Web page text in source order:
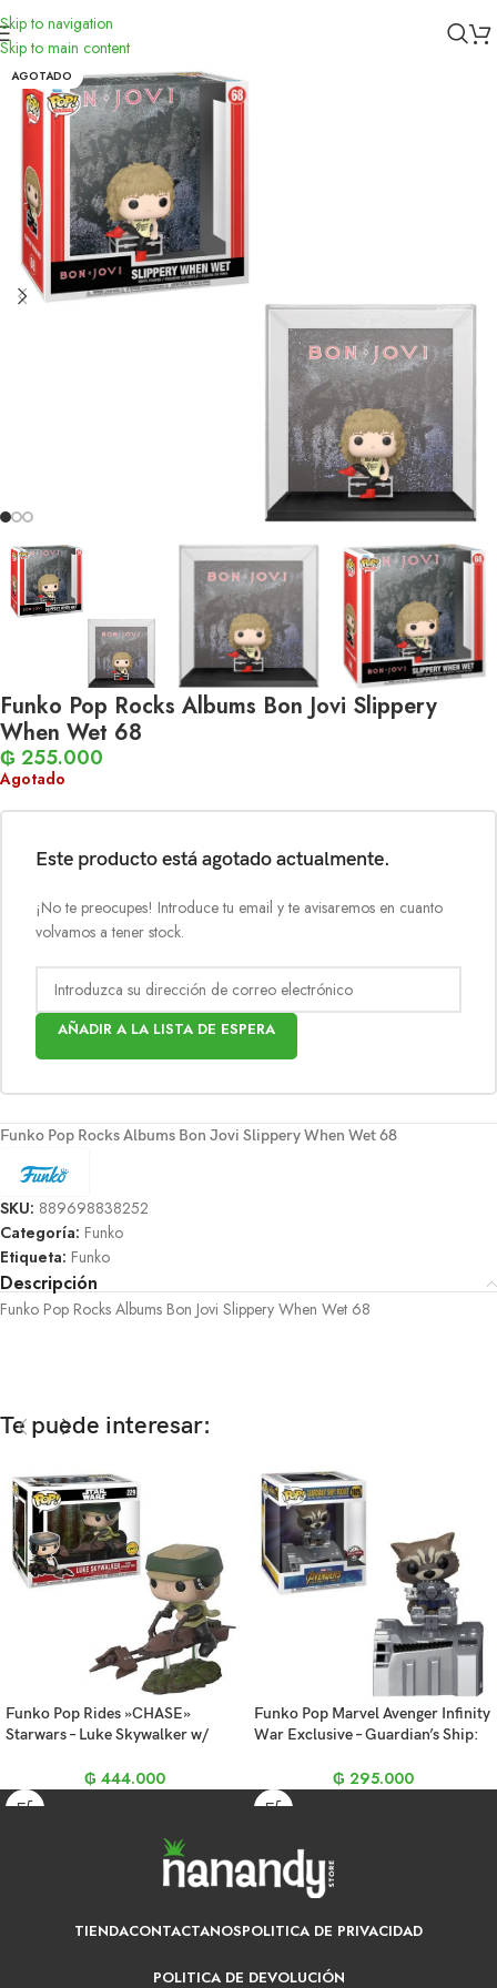
Skip to navigation
Skip to main content
Inicio Funko
AGOTADO
Funko Pop Rocks Albums Bon Jovi Slippery
When Wet 68
₲ 255.000
Agotado
Este producto está agotado actualmente.
¡No te preocupes! Introduce tu email y te avisaremos en cuanto
volvamos a tener stock.
AÑADIR A LA LISTA DE ESPERA
Funko Pop Rocks Albums Bon Jovi Slippery When Wet 68
SKU: 889698838252
Categoría: Funko
Etiqueta: Funko
Descripción
Funko Pop Rocks Albums Bon Jovi Slippery When Wet 68
Te puede interesar:
Funko Pop Rides »CHASE»
Starwars – Luke Skywalker w/
₲ 444.000
Funko Pop Marvel Avenger Infinity
War Exclusive – Guardian’s Ship:
₲ 295.000
TIENDACONTACTANOSPOLITICA DE PRIVACIDAD
POLITICA DE DEVOLUCIÓN